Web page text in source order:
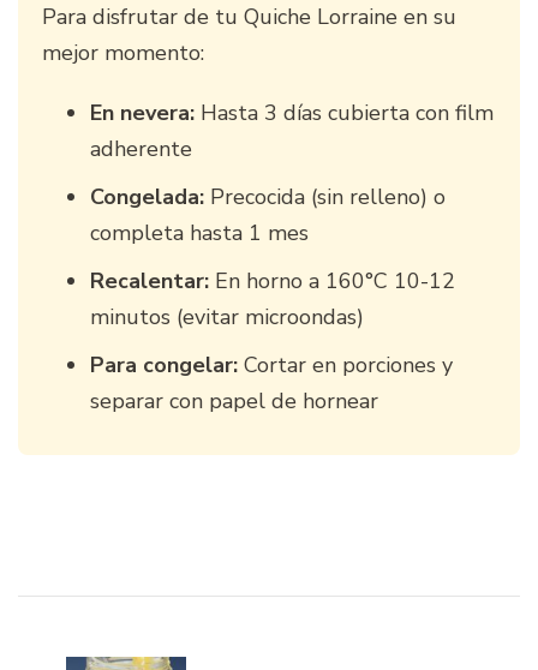
Para disfrutar de tu Quiche Lorraine en su
mejor momento:
En nevera: Hasta 3 días cubierta con film
adherente
Congelada: Precocida (sin relleno) o
completa hasta 1 mes
Recalentar: En horno a 160°C 10-12
minutos (evitar microondas)
Para congelar: Cortar en porciones y
separar con papel de hornear